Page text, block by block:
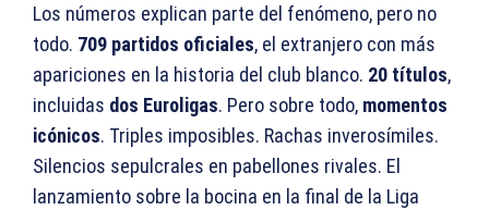
Los números explican parte del fenómeno, pero no
todo. 709 partidos oficiales, el extranjero con más
apariciones en la historia del club blanco. 20 títulos,
incluidas dos Euroligas. Pero sobre todo, momentos
icónicos. Triples imposibles. Rachas inverosímiles.
Silencios sepulcrales en pabellones rivales. El
lanzamiento sobre la bocina en la final de la Liga